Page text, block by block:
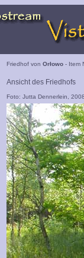
Friedhof von Orłowo - Item
Ansicht des Friedhofs
Foto: Jutta Dennerlein,